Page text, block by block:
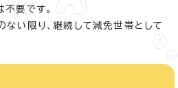
要です。
ない限り、継続して減免世帯として